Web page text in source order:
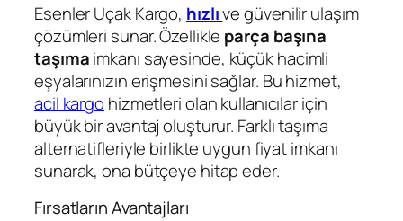
Esenler Uçak Kargo, hızlıve güvenilir ulaşım
çözümleri sunar. Özellikle parça başına
taşımaimkanı sayesinde, küçük hacimli
eşyalarınızın erişmesini sağlar. Bu hizmet,
acil kargo hizmetleri olan kullanıcılar için
büyük bir avantaj oluşturur. Farklı taşıma
alternatifleriyle birlikte uygun fiyat imkanı
sunarak, ona bütçeye hitap eder.
Fırsatların Avantajları